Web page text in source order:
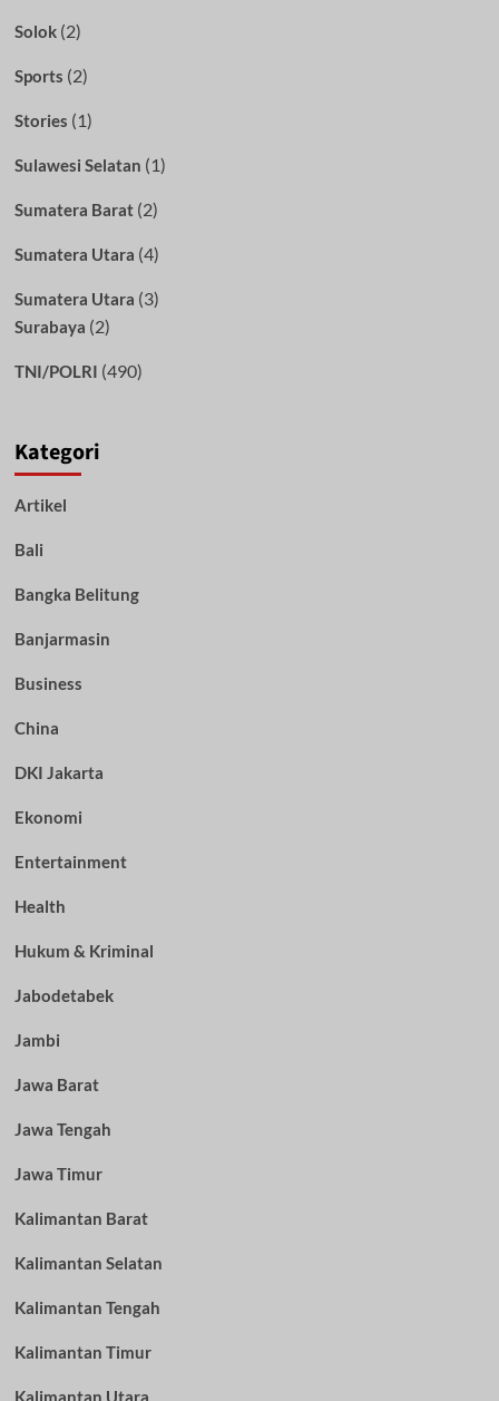
Solok(2)
Sports (2)
Stories (1)
Sulawesi Selatan (1)
Sumatera Barat(2)
Sumatera Utara (4)
Sumatera Utara (3)
Surabaya (2)
TNI/POLRI (490)
Kategori
Artikel
Bali
Bangka Belitung
Banjarmasin
Business
China
DKI Jakarta
Ekonomi
Entertainment
Health
Hukum & Kriminal
Jabodetabek
Jambi
Jawa Barat
Jawa Tengah
Jawa Timur
Kalimantan Barat
Kalimantan Selatan
Kalimantan Tengah
Kalimantan Timur
Kalimantan Utara